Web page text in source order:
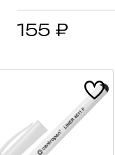
155 ₽